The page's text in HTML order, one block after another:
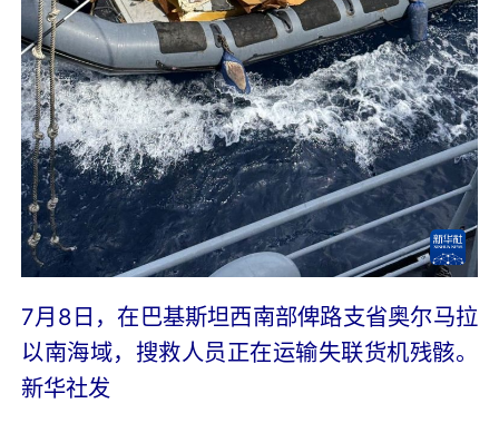
7月8日，在巴基斯坦西南部俾路支省奥尔马拉
以南海域，搜救人员正在运输失联货机残骸。
新华社发